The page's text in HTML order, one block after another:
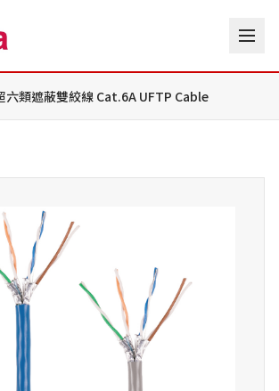
六類遮蔽雙絞線 Cat.6A UFTP Cable